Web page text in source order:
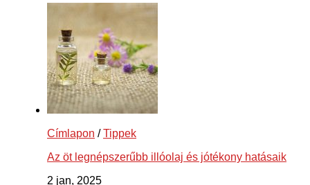
Címlapon /Tippek
Az öt legnépszerűbb illóolaj és jótékony hatásaik
2 jan, 2025